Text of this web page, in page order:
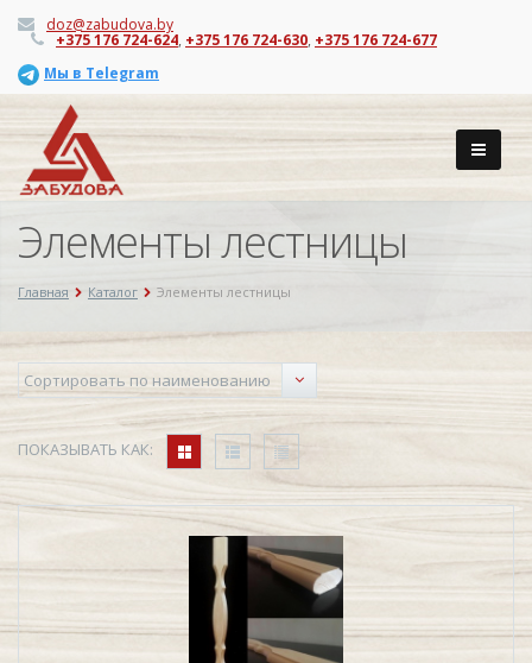
doz@zabudova.by
+375 176 724-624, +375 176 724-630, +375 176 724-677
Мы в Telegram
Элементы лестницы
Главная Каталог Элементы лестницы
ПОКАЗЫВАТЬ КАК: